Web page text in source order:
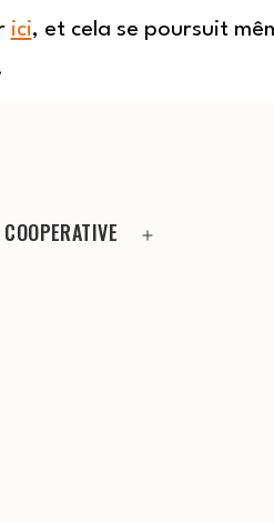
ici, et cela se poursuit
COOPERATIVE